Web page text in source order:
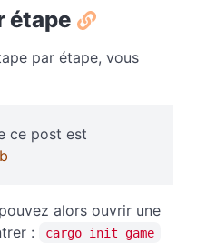
étape
par étape, vous
ce post est
alors ouvrir une
:
cargo init game